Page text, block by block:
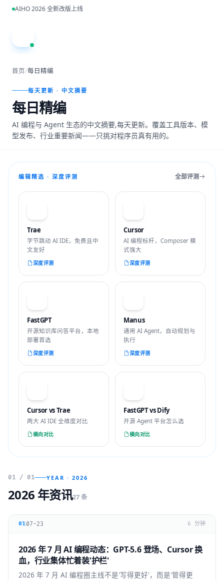
跳到主内容
AIHO 2026 全新改版上线
首页/每日精编
每天更新 · 中文摘要
每日精编
AI 编程与 Agent 生态的中文摘要,每天更新。覆盖工具版本、模
型发布、行业重要新闻——只挑对程序员真有用的。
编辑精选 · 深度评测 全部评测
Trae
字节跳动 AI IDE，免费且中
文友好
深度评测
Cursor
AI 编程标杆，Composer 模
式强大
深度评测
FastGPT
开源知识库问答平台，本地
部署首选
深度评测
Manus
通用 AI Agent，自动规划与
执行
深度评测
Cursor vs Trae
两大 AI IDE 全维度对比
横向对比
FastGPT vs Dify
开源 Agent 平台怎么选
横向对比
01 / 01 YEAR · 2026
2026 年资讯27 条
0107-23 6 分钟
2026 年 7 月 AI 编程动态：GPT-5.6 登场、Cursor 换
血，行业集体忙着装'护栏'
2026 年 7 月 AI 编程圈主线不是'写得更好'，而是'管得更